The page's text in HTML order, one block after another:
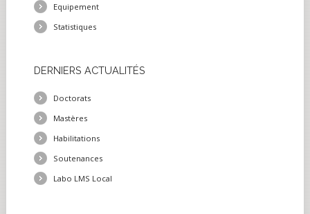
Equipement
Statistiques
DERNIERS ACTUALITÉS
Doctorats
Mastères
Habilitations
Soutenances
Labo LMS Local